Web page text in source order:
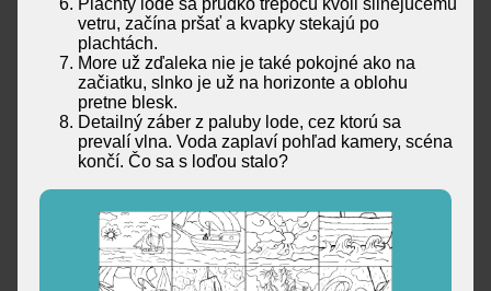
Plachty lode sa prudko trepocú kvôli silnejúcemu
vetru, začína pršať a kvapky stekajú po
plachtách.
More už zďaleka nie je také pokojné ako na
začiatku, slnko je už na horizonte a oblohu
pretne blesk.
Detailný záber z paluby lode, cez ktorú sa
prevalí vlna. Voda zaplaví pohľad kamery, scéna
končí. Čo sa s loďou stalo?